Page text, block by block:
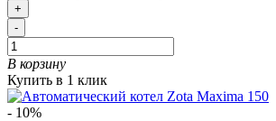
+
-
В корзину
Купить в 1 клик
- 10%